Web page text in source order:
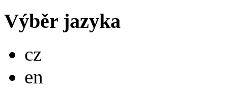
Výběr jazyka
cz
en